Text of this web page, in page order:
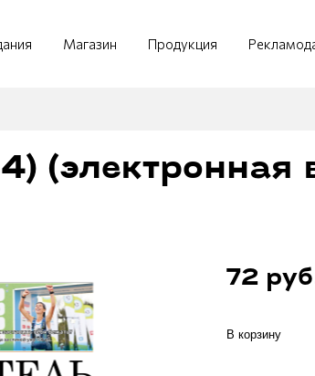
Магазин Продукция
(электронная
72
В корзину